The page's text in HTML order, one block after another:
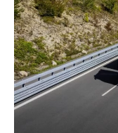
maior
jornada
de
teste
da